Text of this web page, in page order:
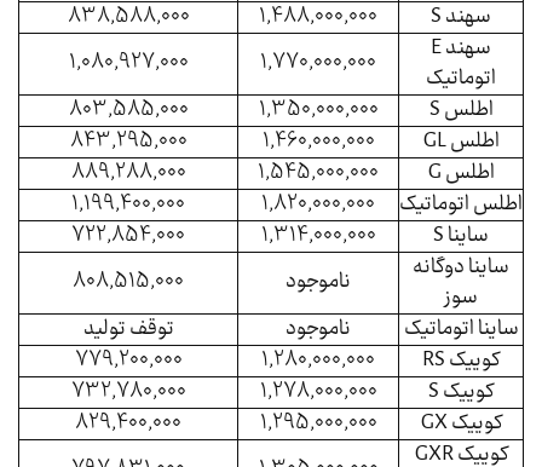
سهند S 1,488,000,000
838,588,000
سهند E
اتوماتیک
1,770,000,000
1,080,927,000
اطلس S
1,350,000,000
803,585,000
اطلس GL
1,460,000,000
843,295,000
اطلس G
1,545,000,000
889,288,000
اطلس اتوماتیک
1,820,000,000
1,199,400,000
ساینا S
1,314,000,000
722,854,000
ساینا دوگانه
سوز
ناموجود
808,515,000
ساینا اتوماتیک
ناموجود
توقف تولید
کوییک RS
1,280,000,000
779,200,000
کوییک S
1,278,000,000
732,780,000
کوییک GX
1,295,000,000
829,400,000
کوییک GXR